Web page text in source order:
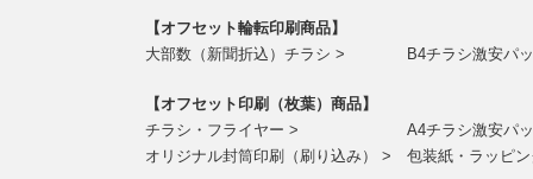
【オフセット輪転印刷商品】
大部数（新聞折込）チラシ >
B4チラシ激安パ
【オフセット印刷（枚葉）商品】
チラシ・フライヤー >
A4チラシ激安パ
オリジナル封筒印刷（刷り込み） >
包装紙・ラッピ